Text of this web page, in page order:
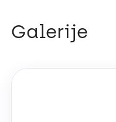
Galerije